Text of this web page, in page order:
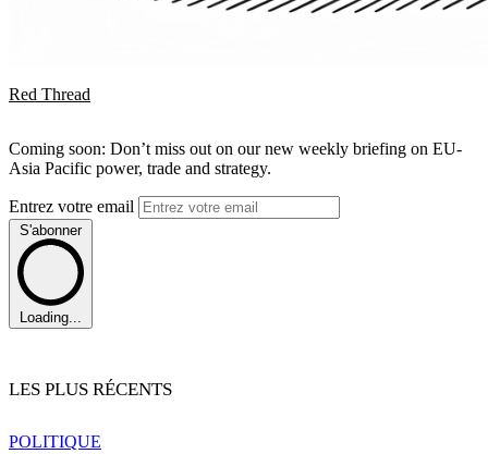
Red Thread
Coming soon: Don’t miss out on our new weekly briefing on EU-
Asia Pacific power, trade and strategy.
Entrez votre email
S'abonner
Loading...
LES PLUS RÉCENTS
POLITIQUE